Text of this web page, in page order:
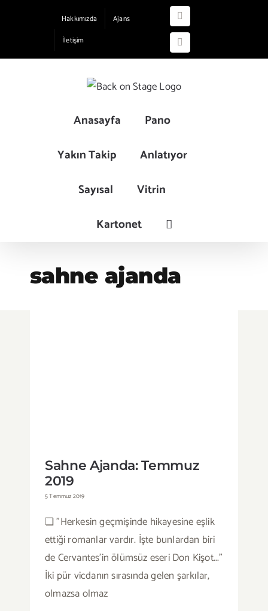
Hakkımızda
Ajans
İletişim
Instagram
YouTube
Anasayfa
Pano
Yakın Takip
Anlatıyor
Sayısal
Vitrin
Kartonet
sahne ajanda
Sahne Ajanda: Temmuz
2019
5 Temmuz 2019
❏ "Herkesin geçmişinde hikayesine eşlik
ettiği romanlar vardır. İşte bunlardan biri
de Cervantes’in ölümsüz eseri Don Kişot...”
İki pür vicdanın sırasında gelen şarkılar,
olmazsa olmaz